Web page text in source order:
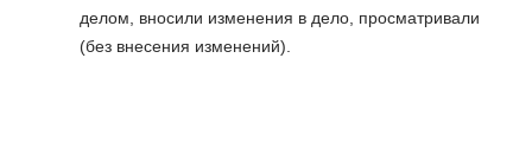
делом, вносили изменения в дело, просматривали
(без внесения изменений).